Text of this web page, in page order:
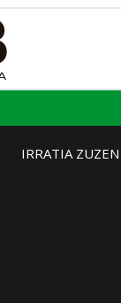
IRRATIA